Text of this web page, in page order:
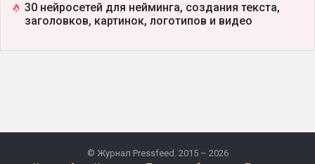
30 нейросетей для нейминга, создания текста,
заголовков, картинок, логотипов и видео
© Журнал Pressfeed. 2015 – 2026